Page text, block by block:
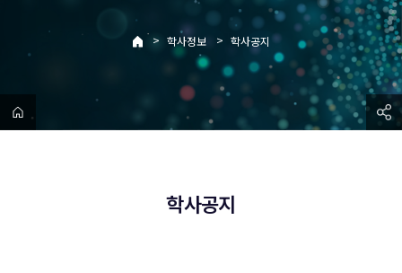
> 학사정보 > 학사공지
학사공지